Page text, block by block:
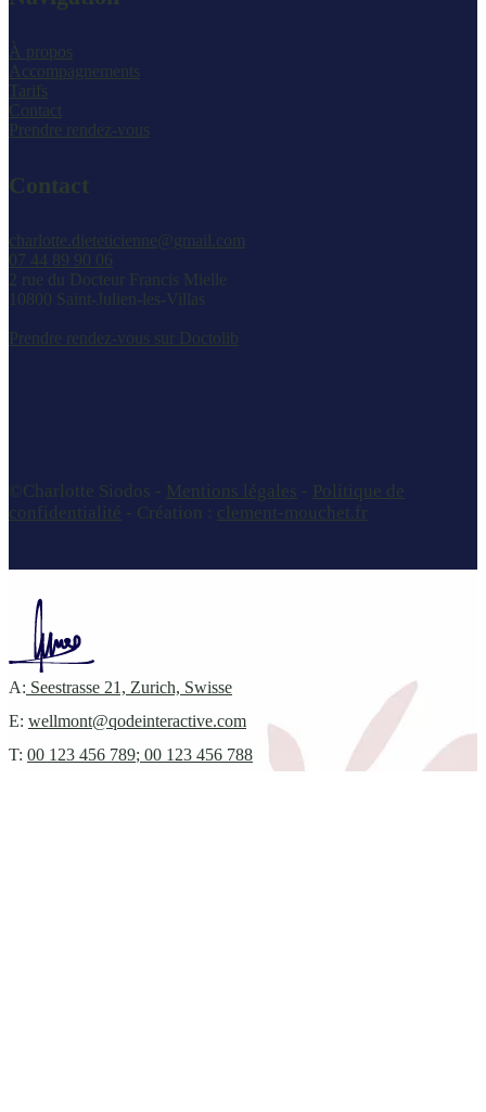
À propos
Accompagnements
Tarifs
Contact
Prendre rendez-vous
Contact
charlotte.dieteticienne@gmail.com
07 44 89 90 06
2 rue du Docteur Francis Mielle
10800 Saint-Julien-les-Villas
Prendre rendez-vous sur Doctolib
©Charlotte Siodos - Mentions légales - Politique de
confidentialité - Création : clement-mouchet.fr
A: Seestrasse 21, Zurich, Swisse
E: wellmont@qodeinteractive.com
T: 00 123 456 789; 00 123 456 788